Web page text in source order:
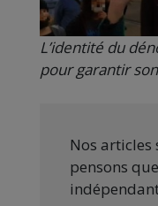
L’identité du
pour garantir
Nos articles
pensons